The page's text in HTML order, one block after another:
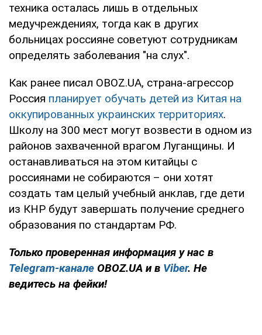
техника осталась лишь в отдельных
медучреждениях, тогда как в других
больницах россияне советуют сотрудникам
определять заболевания "на слух".
Как ранее писал OBOZ.UA, страна-агрессор
Россия планирует обучать детей из Китая на
оккупированных украинских территориях.
Школу на 300 мест могут возвести в одном из
районов захваченной врагом Луганщины. И
останавливаться на этом китайцы с
россиянами не собираются – они хотят
создать там целый учебный анклав, где дети
из КНР будут завершать получение среднего
образования по стандартам РФ.
Только проверенная информация у нас в
Telegram-канале OBOZ.UA и в Viber. Не
ведитесь на фейки!